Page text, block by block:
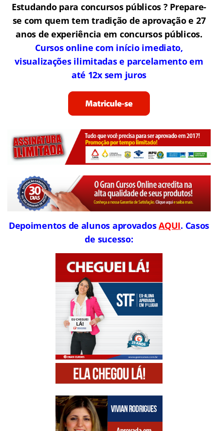
Estudando para concursos públicos ? Prepare-
se com quem tem tradição de aprovação e 27
anos de experiência em concursos públicos.
Cursos online com início imediato,
visualizações ilimitadas e parcelamento em
até 12x sem juros
Depoimentos de alunos aprovadosAQUI. Casos
de sucesso: